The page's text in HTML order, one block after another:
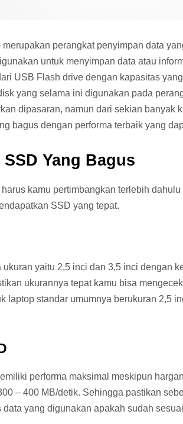
perangkat penyimpan data
untuk menyimpan data atau
USB Flash drive dengan kapasitas
yang selama ini digunakan pada
dipasaran, namun dari sekian banyak
bagus dengan performa terbaik yang
Yang Bagus
kamu pertimbangkan terlebih
SSD yang tepat.
yaitu 2,5 inci dan 3,5 inci dengan
ukurannya tepat kamu bisa
laptop standar umumnya berukuran 2,5
performa maksimal meskipun
– 400 MB/detik. Sehingga pastikan
yang digunakan apakah sudah